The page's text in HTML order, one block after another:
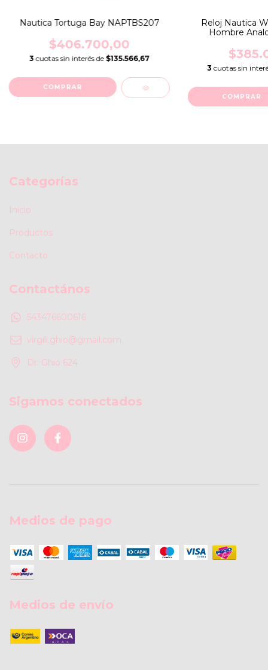
Nautica Tortuga Bay NAPTBS207
$406.700,00
3 cuotas sin interés de $135.566,67
Reloj Nautica
Hombre
3 cuotas sin
Categorías
Inicio
Productos
Contacto
Contactános
543476600616
virgili.ghio@gmail.com
Dr. Ghio 624
Sigamos conectados
Medios de pago
Medios de envío